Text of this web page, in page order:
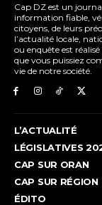
Cap DZ est un
information fiable,
citoyens, de leurs
l’actualité locale,
ou enquête est
que vous puissiez
vie de notre société.
L’ACTUALITÉ
LÉGISLATIVES
CAP SUR ORAN
CAP SUR RÉGION
ÉDITO